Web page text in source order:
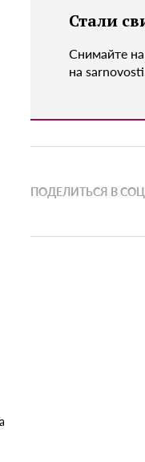
Стали
Снимайте
на
ПОДЕЛИТЬСЯ В